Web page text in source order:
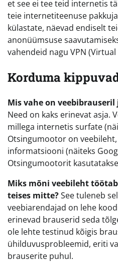
et see ei tee teid internetis
teie internetiteenuse
külastate, näevad endiselt
anonüümsuse
vahendeid nagu VPN
Korduma
Mis vahe on
Need on kaks erinevat asja.
millega internetis surfate
Otsingumootor on
informatsiooni (näiteks
Otsingumootorit
Miks mõni veebileht
teises mitte?See tuleneb
veebiarendajad on lehe
erinevad brauserid seda
ole lehte testinud kõigis
ühilduvusprobleemid, eriti
brauserite puhul.